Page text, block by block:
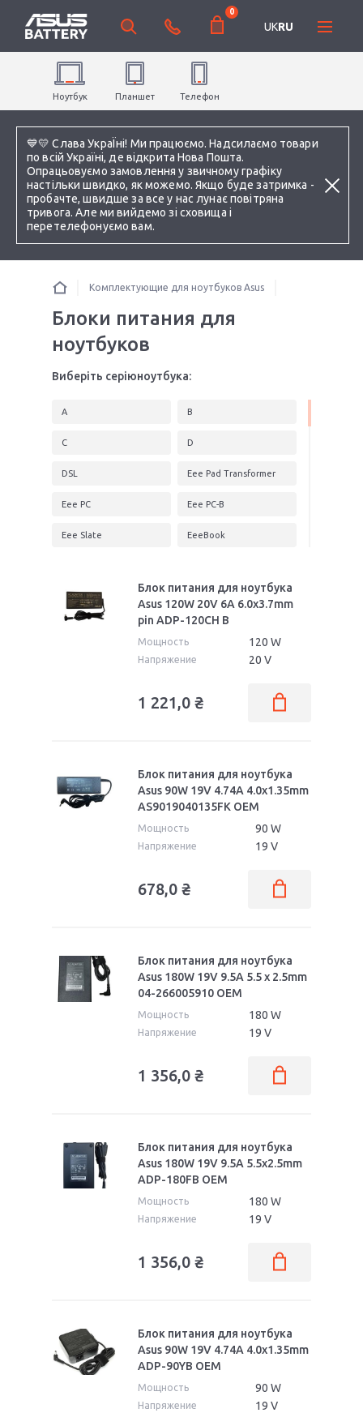
💙💛 Слава УкраЇні! Ми працюємо. Надсилаємо товари
по всій Україні, де відкрита Нова Пошта.
Опрацьовуємо замовлення у звичному графіку
настільки швидко, як можемо. Якщо буде затримка -
пробачте, швидше за все у нас лунає повітряна
тривога. Але ми вийдемо зі сховища і
перетелефонуємо вам.
0
UKRU
Ноутбук Планшет Телефон
Комплектующие для ноутбуков Asus
Блоки питания для
ноутбуков
Виберіть серіюноутбука:
A B
C D
DSL Eee Pad Transformer
Eee PC Eee PC-B
Eee Slate EeeBook
FonePad 7
GL
L
Pro Advanced Pro Essential PU
Pro Essential Pro
R
Transformer Book Transformer
TUF Dash TUF Gaming
W X
Zenbook
Блок питания для ноутбука
Asus 120W 20V 6A 6.0x3.7mm
pin ADP-120CH B
Мощность 120 W
Напряжение 20 V
1 221,0 ₴
Блок питания для ноутбука
Asus 90W 19V 4.74A 4.0x1.35mm
AS9019040135FK OEM
Мощность 90 W
Напряжение 19 V
678,0 ₴
Блок питания для ноутбука
Asus 180W 19V 9.5A 5.5 x 2.5mm
04-266005910 OEM
Мощность 180 W
Напряжение 19 V
1 356,0 ₴
Блок питания для ноутбука
Asus 180W 19V 9.5A 5.5x2.5mm
ADP-180FB OEM
Мощность 180 W
Напряжение 19 V
1 356,0 ₴
Блок питания для ноутбука
Asus 90W 19V 4.74A 4.0x1.35mm
ADP-90YB OEM
Мощность 90 W
Напряжение 19 V